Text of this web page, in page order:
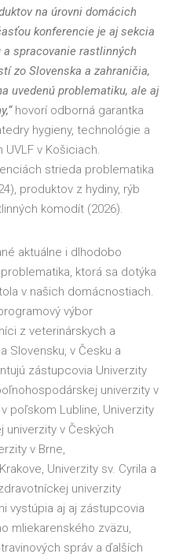
na úrovni domácich
konferencie je aj sekcia
spracovanie rastlinných
zo Slovenska a zahraničia,
uvedenú problematiku, ale aj
hovorí odborná garantka
hygieny, technológie a
v Košiciach.
strieda problematika
produktov z hydiny, rýb
komodít (2026).
aktuálne i dlhodobo
ktorá sa dotýka
v našich domácnostiach.
výbor
z veterinárskych a
Slovensku, v Česku a
zástupcovia Univerzity
univerzity v
poľskom Lubline, Univerzity
univerzity v Českých
v Brne,
Univerzity sv. Cyrila a
univerzity
vystúpia aj aj zástupcovia
mliekarenského zväzu,
správ a ďalších